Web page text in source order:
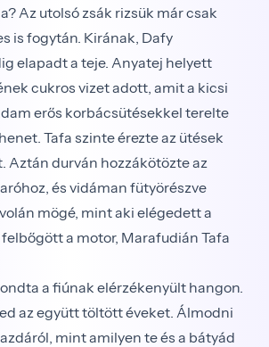
Az utolsó zsák rizsük már csak
is fogytán. Kirának, Dafy
elapadt a teje. Anyatej helyett
cukros vizet adott, amit a kicsi
erős korbácsütésekkel terelte
Tafa szinte érezte az ütések
Aztán durván hozzákötözte az
és vidáman fütyörészve
mögé, mint aki elégedett a
a motor, Marafudián Tafa
a fiúnak elérzékenyült hangon.
az együtt töltött éveket. Álmodni
mint amilyen te és a bátyád